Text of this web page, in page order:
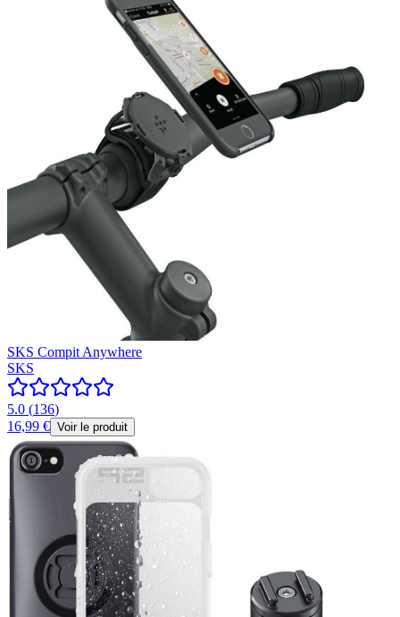
SKS Compit Anywhere
SKS
5.0 (136)
16,99 € Voir le produit